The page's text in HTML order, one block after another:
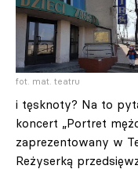
fot. mat. teatru
i tęsknoty? Na to
koncert „Portret
zaprezentowany w
Reżyserką